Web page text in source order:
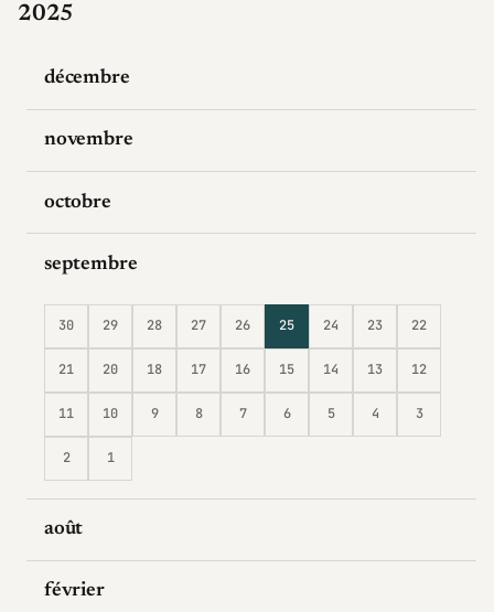
2025
décembre
novembre
octobre
septembre
30 29 28 27 26 25 24 23 22
21 20 18 17 16 15 14 13 12
11 10 9 8 7 6 5 4 3
2 1
août
février